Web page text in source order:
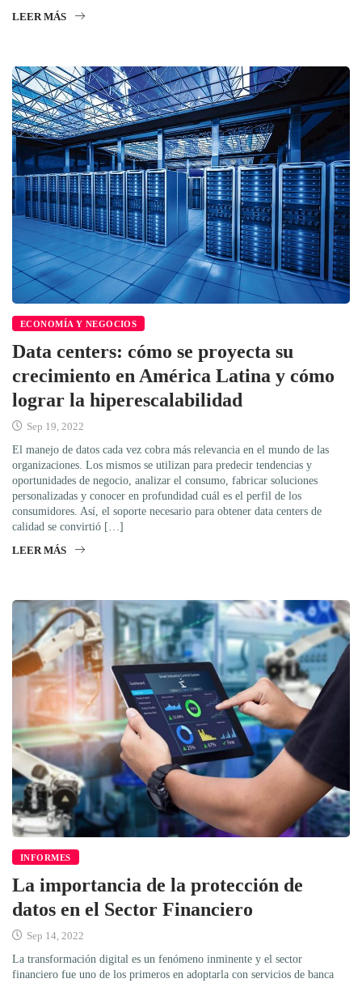
LEER MÁS
ECONOMÍA Y NEGOCIOS
Data centers: cómo se proyecta su
crecimiento en América Latina y cómo
lograr la hiperescalabilidad
Sep 19, 2022
El manejo de datos cada vez cobra más relevancia en el mundo de las
organizaciones. Los mismos se utilizan para predecir tendencias y
oportunidades de negocio, analizar el consumo, fabricar soluciones
personalizadas y conocer en profundidad cuál es el perfil de los
consumidores. Así, el soporte necesario para obtener data centers de
calidad se convirtió […]
LEER MÁS
INFORMES
La importancia de la protección de
datos en el Sector Financiero
Sep 14, 2022
La transformación digital es un fenómeno inminente y el sector
financiero fue uno de los primeros en adoptarla con servicios de banca